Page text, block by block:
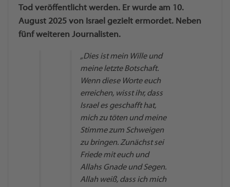
Tod veröffentlicht werden. Er wurde am 10.
August 2025 von Israel gezielt ermordet. Neben
fünf weiteren Journalisten.
„Dies ist mein Wille und
meine letzte Botschaft.
Wenn diese Worte euch
erreichen, wisst ihr, dass
Israel es geschafft hat,
mich zu töten und meine
Stimme zum Schweigen
zu bringen. Zunächst sei
Friede mit euch und
Allahs Gnade und Segen.
Allah weiß, dass ich mich